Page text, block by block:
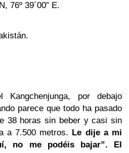
76º 39´00” E.
Kangchenjunga, por debajo
parece que todo ha pasado
38 horas sin beber y casi sin
a 7.500 metros. Le dije a mi
no me podéis bajar”. El